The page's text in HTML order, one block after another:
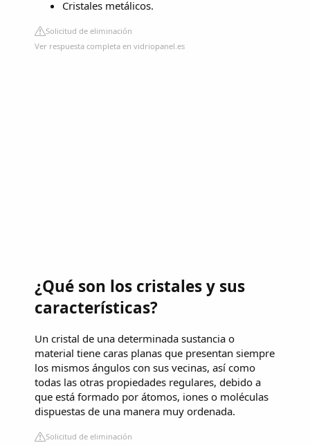
Cristales metálicos.
Solicitud de eliminación
Ver respuesta completa en vidriopanel.es
¿Qué son los cristales y sus
características?
Un cristal de una determinada sustancia o
material tiene caras planas que presentan siempre
los mismos ángulos con sus vecinas, así como
todas las otras propiedades regulares, debido a
que está formado por átomos, iones o moléculas
dispuestas de una manera muy ordenada.
Solicitud de eliminación